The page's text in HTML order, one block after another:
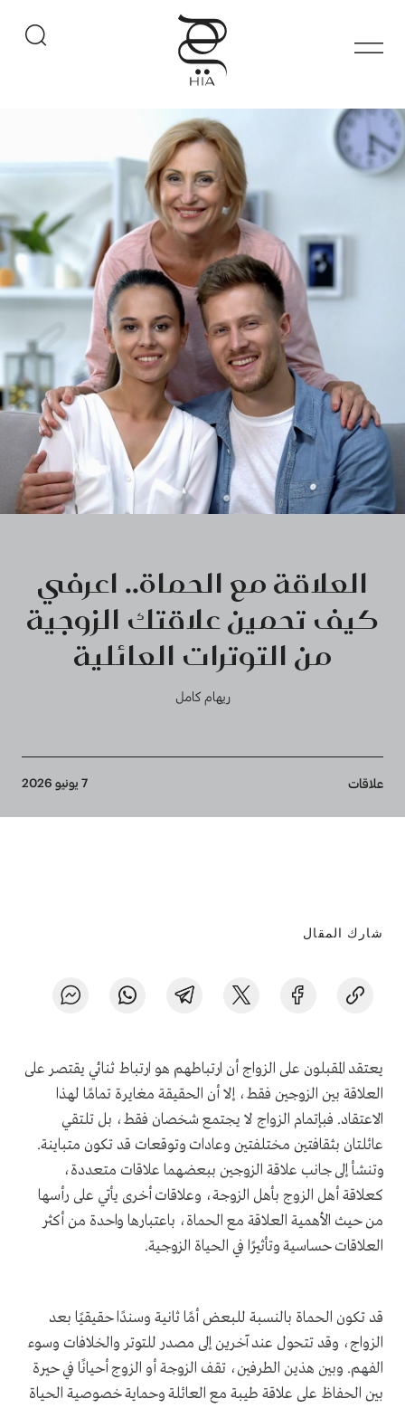
العلاقة مع الحماة.. اعرفي
كيف تحمين علاقتك الزوجية
من التوترات العائلية
ريهام كامل
Breadcrumb
علاقات 7 يونيو 2026
شارك المقال
يعتقد المقبلون على الزواج أن ارتباطهم هو ارتباط ثنائي يقتصر على
العلاقة بين الزوجين فقط، إلا أن الحقيقة مغايرة تمامًا لهذا
الاعتقاد. فبإتمام الزواج لا يجتمع شخصان فقط، بل تلتقي
عائلتان بثقافتين مختلفتين وعادات وتوقعات قد تكون متباينة.
وتنشأ إلى جانب علاقة الزوجين ببعضهما علاقات متعددة،
كعلاقة أهل الزوج بأهل الزوجة، وعلاقات أخرى يأتي على رأسها
من حيث الأهمية العلاقة مع الحماة، باعتبارها واحدة من أكثر
العلاقات حساسية وتأثيرًا في الحياة الزوجية.
قد تكون الحماة بالنسبة للبعض أمًا ثانية وسندًا حقيقيًا بعد
الزواج، وقد تتحول عند آخرين إلى مصدر للتوتر والخلافات وسوء
الفهم. وبين هذين الطرفين، تقف الزوجة أو الزوج أحيانًا في حيرة
بين الحفاظ على علاقة طيبة مع العائلة وحماية خصوصية الحياة